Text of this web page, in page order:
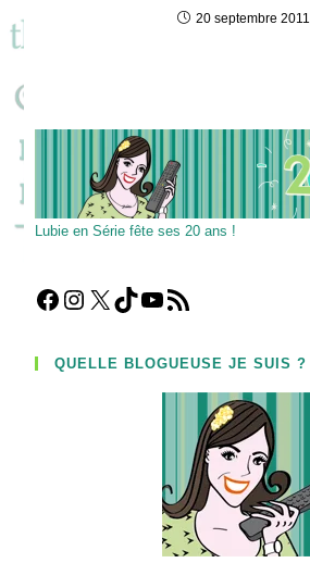
20 septembre 2011
Lubie en Série fête ses 20 ans !
Facebook
Instagram
X TikTokYouTube
Flux RSS
QUELLE BLOGUEUSE JE SUIS ?